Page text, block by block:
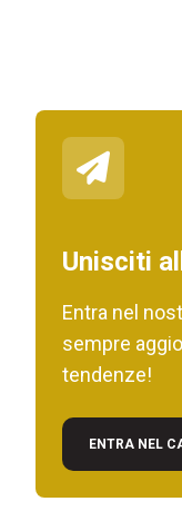
Unisciti
Entra nel
sempre
tendenze!
ENTRA NEL